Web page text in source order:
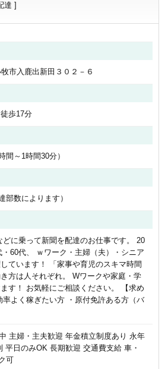
達 ]
市入鹿出新田３０２－６
歩17分
間～1時間30分）
部数によります）
どに乗って新聞を配達のお仕事です。 20
60代、 ｗワーク・主婦（夫）・シニア
ています！ 「家事や育児のスキマ時間
方は人それぞれ。 Wワークや家庭・学
す！ お気軽にご相談ください。 【求め
率よく稼ぎたい方 ・原付免許ある方（バ
主婦・主夫歓迎 年金積立制度あり 永年
平日のみOK 長期歓迎 交通費支給 車・
可